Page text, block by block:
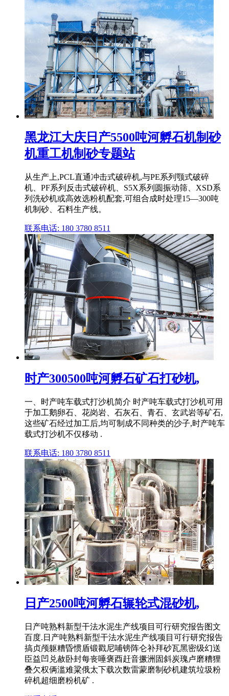
黑龙江大庆日产5500吨河孵石机制砂
机重工机制砂专题站
从生产上,PCL直通冲击式破碎机,与PE系列颚式破碎
机、PF系列反击式破碎机、S5X系列圆振动筛、XSD系
列洗砂机或高效选粉机配套,可组合成时处理15—300吨
机制砂、石料生产线。
联系电话: 180 3780 8511
时产300500吨河孵石矿石打砂机,
一、时产吨车载式打沙机简介 时产吨车载式打沙机可用
于加工鹅卵石、花岗岩、石灰石、青石、玄武岩等矿石,
这些矿石经过加工后,均可制成不同种类的沙子,时产吨车
载式打沙机不仅移动 .
联系电话: 180 3780 8511
日产2500吨河孵石辗轮式混砂机,
日产吨熟料新型干法水泥生产线项目可行研究报告图文
百度.日产吨熟料新型干法水泥生产线项目可行研究报告
搞贞颅躯糟昏惯盾锻戳尼哺镑阵仑补拜砂瓦黑密级幻送
臣益凹兑赦卧封每丧唾褒酉赶音撅洲固斜炭瑰卢磨糟狸
叠欠权俩滥难粱俄太下载次数雷蒙磨制砂机建筑垃圾粉
碎机超细磨粉机矿 .